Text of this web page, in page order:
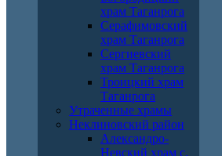
храм Таганрога
Серафимовский
храм Таганрога
Сергиевский
храм Таганрога
Троицкий храм
Таганрога
Утраченные храмы
Неклиновский район
Александро-
Невский храм с.